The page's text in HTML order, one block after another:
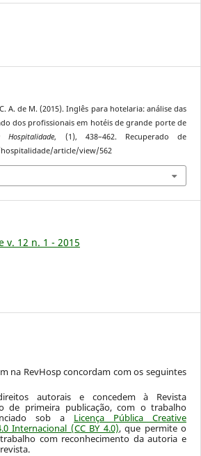
A. de M. (2015). Inglês para hotelaria: análise das
dos profissionais em hotéis de grande porte de
Hospitalidade, (1), 438–462. Recuperado de
article/view/562
v. 12 n. 1 - 2015
na RevHosp concordam com os seguintes
autorais e concedem à Revista
de primeira publicação, com o trabalho
sob a Licença Pública Creative
Internacional (CC BY 4.0), que permite o
com reconhecimento da autoria e